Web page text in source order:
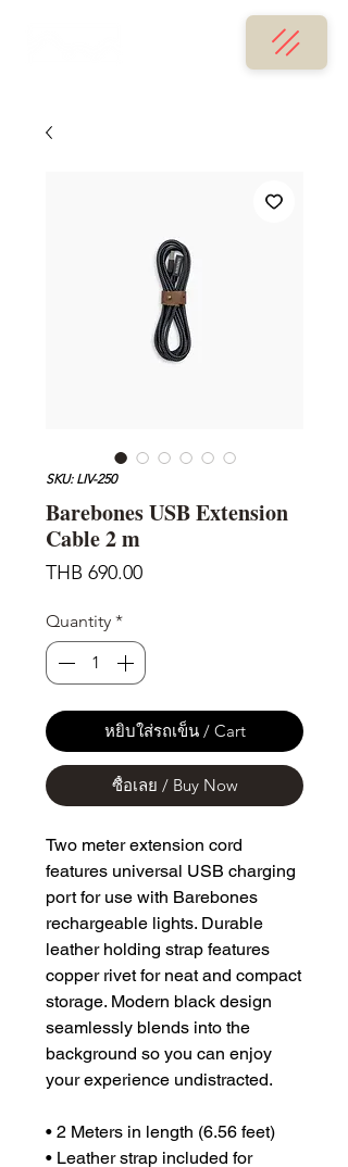
SKU: LIV-250
Barebones USB Extension
Cable 2 m
THB 690.00Price
Quantity *
หยิบใส่รถเข็น / Cart
ซื้อเลย / Buy Now
Two meter extension cord
features universal USB charging
port for use with Barebones
rechargeable lights. Durable
leather holding strap features
copper rivet for neat and compact
storage. Modern black design
seamlessly blends into the
background so you can enjoy
your experience undistracted.
• 2 Meters in length (6.56 feet)
• Leather strap included for